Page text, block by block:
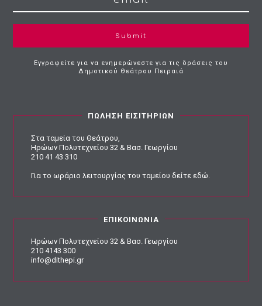
Submit
Εγγραφείτε για να ενημερώνεστε για τις δράσεις του
Δημοτικού Θεάτρου Πειραιά
ΠΩΛΗΣΗ ΕΙΣΙΤΗΡΙΩΝ
Στα ταμεία του Θεάτρου,
Ηρώων Πολυτεχνείου 32 & Βασ. Γεωργίου
210 41 43 310
Για το ωράριο λειτουργίας του ταμείουδείτε εδώ
ΕΠΙΚΟΙΝΩΝΙΑ
Ηρώων Πολυτεχνείου 32 & Βασ. Γεωργίου
210 4143 300
info@dithepi.gr